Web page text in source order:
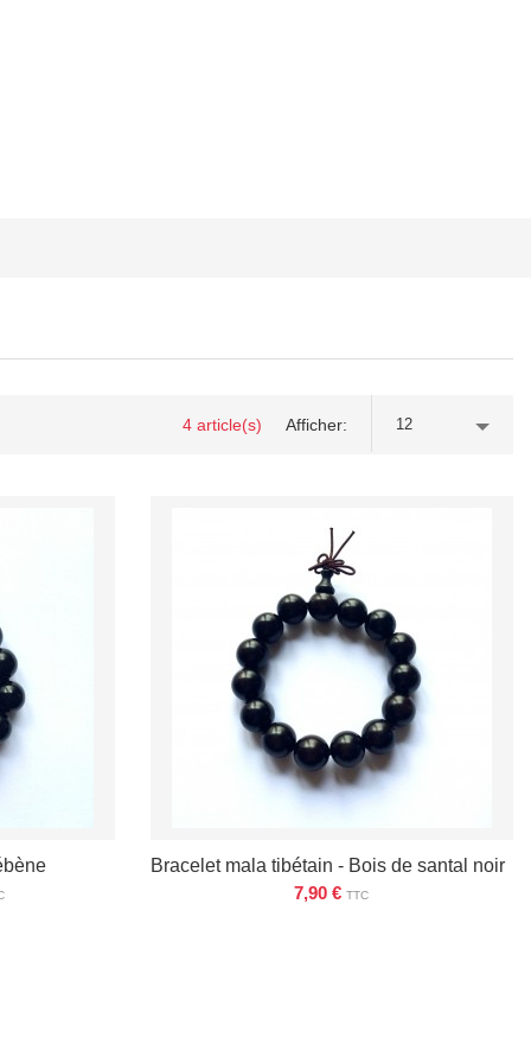
4 article(s) Afficher 12
Bracelet mala tibétain - Bois de santal noir
7,90 € TTC